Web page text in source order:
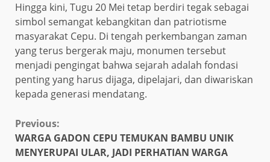
Hingga kini, Tugu 20 Mei tetap berdiri tegak sebagai
simbol semangat kebangkitan dan patriotisme
masyarakat Cepu. Di tengah perkembangan zaman
yang terus bergerak maju, monumen tersebut
menjadi pengingat bahwa sejarah adalah fondasi
penting yang harus dijaga, dipelajari, dan diwariskan
kepada generasi mendatang.
Continue
Reading
Previous:
WARGA GADON CEPU TEMUKAN BAMBU UNIK
MENYERUPAI ULAR, JADI PERHATIAN WARGA